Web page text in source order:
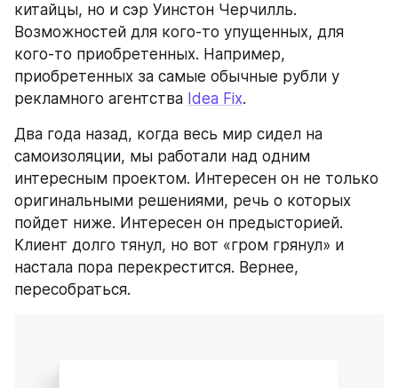
китайцы, но и сэр Уинстон Черчилль.
Возможностей для кого-то упущенных, для
кого-то приобретенных. Например,
приобретенных за самые обычные рубли у
рекламного агентства Idea Fix.
Два года назад, когда весь мир сидел на
самоизоляции, мы работали над одним
интересным проектом. Интересен он не только
оригинальными решениями, речь о которых
пойдет ниже. Интересен он предысторией.
Клиент долго тянул, но вот «гром грянул» и
настала пора перекрестится. Вернее,
пересобраться.